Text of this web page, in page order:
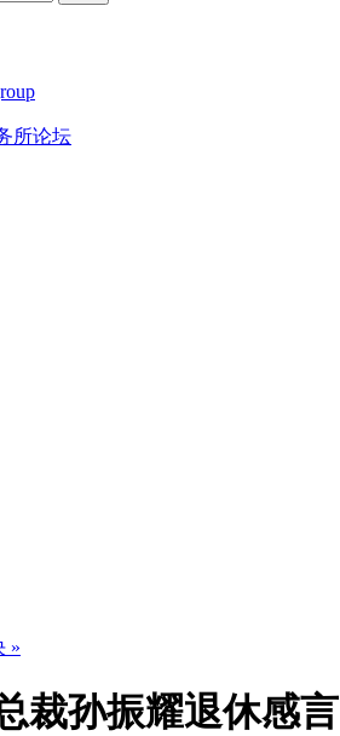
所论坛
»
裁孙振耀退休感言